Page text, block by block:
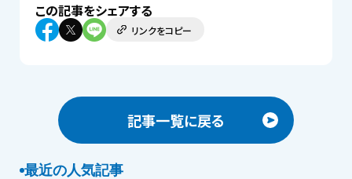
この記事をシェアする
リンクをコピー
記事一覧に戻る
最近の人気記事